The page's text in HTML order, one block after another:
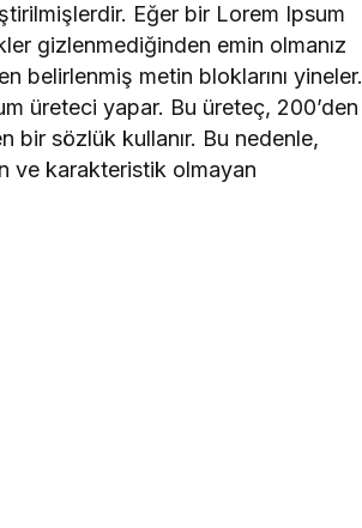
Eğer bir Lorem Ipsum
gizlenmediğinden emin olmanız
belirlenmiş metin bloklarını yineler.
üreteci yapar. Bu üreteç, 200’den
bir sözlük kullanır. Bu nedenle,
ve karakteristik olmayan